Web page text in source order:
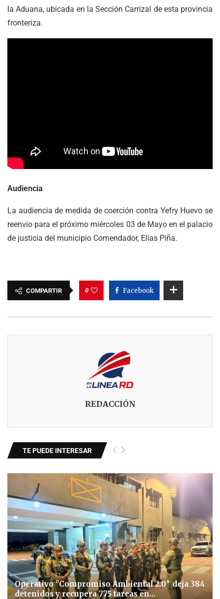
la Aduana, ubicada en la Sección Carrizal de esta provincia
fronteriza.
Audiencia
La audiencia de medida de coerción contra Yefry Huevo se
reenvío para el próximo miércoles 03 de Mayo en el palacio
de justicia del municipio Comendador, Elías Piña.
COMPARTIR 0 Facebook
REDACCIÓN
TE PUEDE INTERESAR
Operativo "Compromiso Ambiental 2.0″ deja 384
detenidos y recupera 775 tareas en...